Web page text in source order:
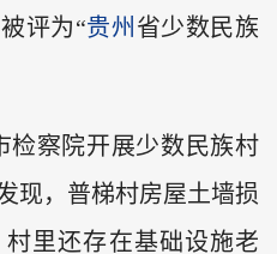
评为“贵州 省少数民族
检察院开展少数民族村
现，普梯村房屋土墙损
里还存在基础设施老